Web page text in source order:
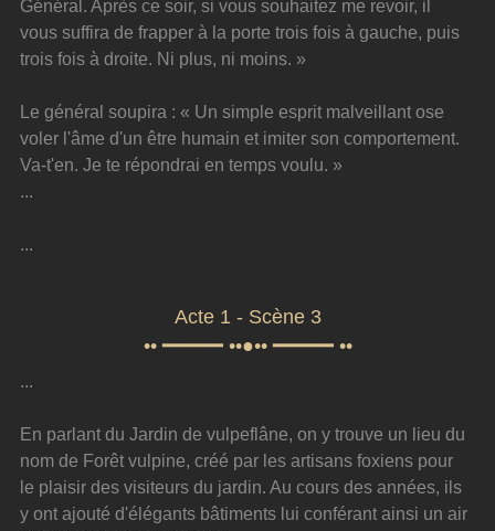
Général. Après ce soir, si vous souhaitez me revoir, il
vous suffira de frapper à la porte trois fois à gauche, puis
trois fois à droite. Ni plus, ni moins. »
Le général soupira : « Un simple esprit malveillant ose
voler l'âme d'un être humain et imiter son comportement.
Va-t'en. Je te répondrai en temps voulu. »
...
...
Acte 1 - Scène 3
•• ━━━━━ ••●•• ━━━━━ ••
...
En parlant du Jardin de vulpeflâne, on y trouve un lieu du
nom de Forêt vulpine, créé par les artisans foxiens pour
le plaisir des visiteurs du jardin. Au cours des années, ils
y ont ajouté d'élégants bâtiments lui conférant ainsi un air